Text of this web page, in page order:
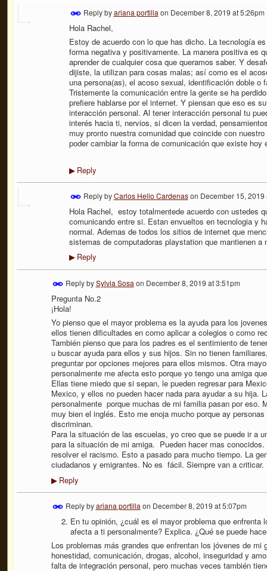
Reply byariana portilla on December 8, 2019 at 5:26pm
Hola Rachel,
Estoy de acuerdo con lo que has dicho. La tecnología
forma negativa y positivamente. La manera positiva es
aprender de cualquier cosa que queramos saber. Y
dijiste, la utilizan para cosas malas; así como es el
una persona(as), el acoso sexual, identificación doble
Tristemente la comunicación entre la gente se ha
prefiere hablarse por el internet. Y piensan que eso es
interacción personal. Al tener interacción personal tu
interés hacia ti, nervios, si dicen la verdad,
muy pronto nuestra comunidad que coincide con
poder cambiar la forma de comunicación que existe hoy
▶Reply
Reply byCarlos Helio Cardenason December 15, 2019
Hola Rachel, estoy totalmentede acuerdo con ustedes
comunicando entre si. Estan envueltos en tecnologia y
normal. Ademas de todos los sitios de internet que
sistemas de computadoras playstation que mantienen
▶Reply
Reply bySylvia Sosa on December 8, 2019 at 3:51pm
Pregunta No.2
¡Hola!
Yo pienso que el mayor problema es la ayuda para los
ellos tienen dificultades en como aplicar a colegios o como
También pienso que para los padres es el sentimiento de
u buscar ayuda para ellos y sus hijos. Sin no tienen
preguntar por opciones mejores para ellos mismos. Otra
personalmente me afecta esto porque yo tengo una amiga
Ellas tiene miedo que si sepan, le pueden regresar para
Mexico, y ellos no pueden hacer nada para ayudar a su hija.
personalmente porque muchas de mi familia pasan por eso.
muy bien el inglés. Esto me enoja mucho porque ay
discriminan.
Para la situación de las escuelas, yo creo que se puede ir a
para la situación de mi amiga. Pueden hacer mas
resolver el racismo. Esto a pasado para mucho tiempo. La
ciudadanos y emigrantes. No es fácil. Siempre van a criticar.
▶Reply
Reply byariana portilla on December 8, 2019 at 5:07pm
En tu opinión, ¿cuál es el mayor problema que
afecta a ti personalmente? Explica. ¿Qué se puede
Los problemas más grandes que enfrentan los jóvenes de
honestidad, comunicación, drogas, alcohol, inseguridad y
falta de integración personal, pero muchas veces también